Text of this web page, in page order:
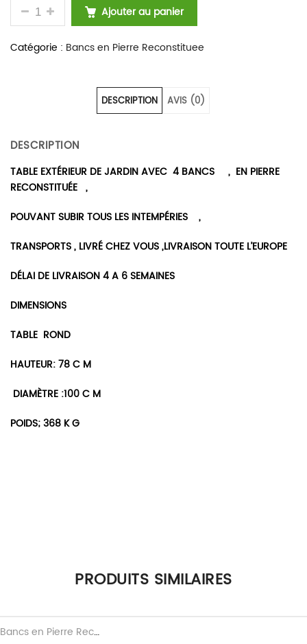
QUANTITÉ DE TABLE DE JARDIN EN PIERRE
Ajouter au panier
Catégorie : Bancs en Pierre Reconstituee
DESCRIPTION AVIS (0)
DESCRIPTION
TABLE EXTÉRIEUR DE JARDIN AVEC 4 BANCS , EN PIERRE
RECONSTITUÉE ,
POUVANT SUBIR TOUS LES INTEMPÉRIES ,
TRANSPORTS , LIVRÉ CHEZ VOUS ,LIVRAISON TOUTE L’EUROPE
DÉLAI DE LIVRAISON 4 A 6 SEMAINES
DIMENSIONS
TABLE ROND
HAUTEUR: 78 C M
DIAMÈTRE :100 C M
POIDS; 368 K G
possibilité de laisser un avis.
PRODUITS SIMILAIRES
Bancs en Pierre Reconstituee